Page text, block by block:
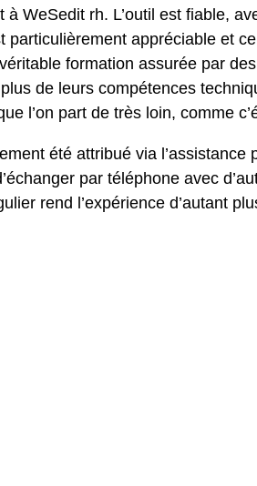
WeSedit rh. L’outil est fiable,
particulièrement appréciable et
formation assurée par
de leurs compétences
l’on part de très loin, comme
été attribué via l’assistance
par téléphone avec
rend l’expérience d’autant